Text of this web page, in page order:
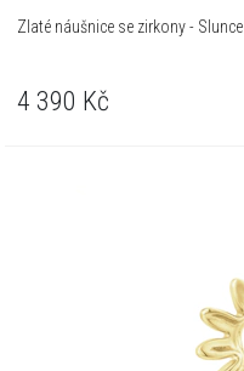
Zlaté náušnice se zirkony - Slunce
4 390 Kč